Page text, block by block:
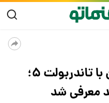
اولین مانیتور ۶K جهان با تاندربولت ۵؛